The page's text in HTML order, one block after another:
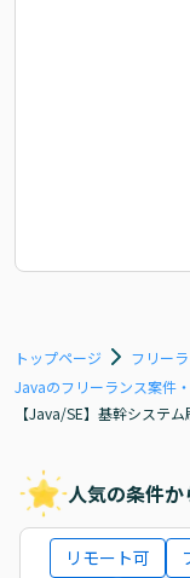
トップページ
フリー
Javaのフリーランス案件
【Java/SE】基幹システ
人気の条件か
リモート可